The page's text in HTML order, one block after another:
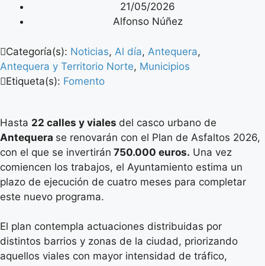
21/05/2026
Alfonso Núñez
Categoría(s): Noticias, Al día, Antequera,
Antequera y Territorio Norte, Municipios
Etiqueta(s): Fomento
Hasta 22 calles y viales del casco urbano de
Antequera se renovarán con el Plan de Asfaltos 2026,
con el que se invertirán 750.000 euros. Una vez
comiencen los trabajos, el Ayuntamiento estima un
plazo de ejecución de cuatro meses para completar
este nuevo programa.
El plan contempla actuaciones distribuidas por
distintos barrios y zonas de la ciudad, priorizando
aquellos viales con mayor intensidad de tráfico,